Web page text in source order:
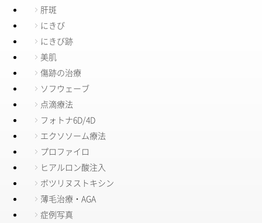
肝斑
にきび
にきび跡
美肌
傷跡の治療
ソフウェーブ
点滴療法
フォトナ6D/4D
エクソソーム療法
プロファイロ
ヒアルロン酸注入
ボツリヌストキシン
薄毛治療・AGA
症例写真